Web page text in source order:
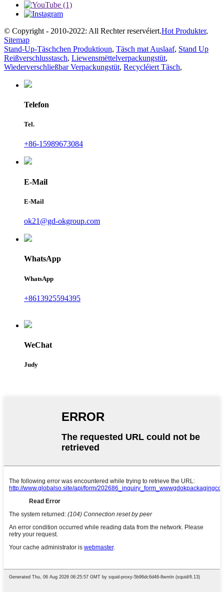
© Copyright - 2010-2022: All Rechter reservéiert.Hot Produkter,
Sitemap
Stand-Up-Täschchen Produktioun, Täsch mat Auslaaf, Stand Up
Reißverschlusstasch, Liewensmëttelverpackungstüt,
Wiederverschließbar Verpackungstüt, Recycléiert Täsch,
Telefon
Tel.
+86-15989673084
E-Mail
E-Mail
ok21@gd-okgroup.com
WhatsApp
WhatsApp
+8613925594395
WeChat
Judy